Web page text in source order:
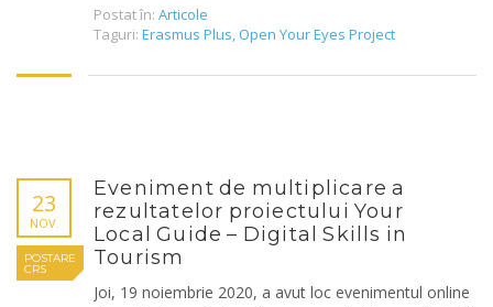
Postat în: Articole
Taguri: Erasmus Plus, Open Your Eyes Project
23
NOV.
POSTARE
CRS
Eveniment de multiplicare a
rezultatelor proiectului Your
Local Guide – Digital Skills in
Tourism
Joi, 19 noiembrie 2020, a avut loc evenimentul online